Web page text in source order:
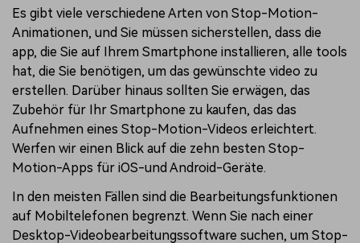
Es gibt viele verschiedene Arten von Stop-Motion-
Animationen, und Sie müssen sicherstellen, dass die
app, die Sie auf Ihrem Smartphone installieren, alle tools
hat, die Sie benötigen, um das gewünschte video zu
erstellen. Darüber hinaus sollten Sie erwägen, das
Zubehör für Ihr Smartphone zu kaufen, das das
Aufnehmen eines Stop-Motion-Videos erleichtert.
Werfen wir einen Blick auf die zehn besten Stop-
Motion-Apps für iOS-und Android-Geräte.
In den meisten Fällen sind die Bearbeitungsfunktionen
auf Mobiltelefonen begrenzt. Wenn Sie nach einer
Desktop-Videobearbeitungssoftware suchen, um Stop-